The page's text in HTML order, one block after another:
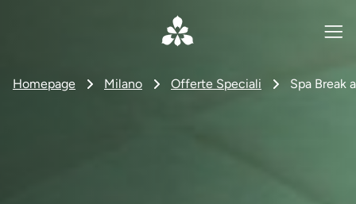
Homepage Milano Offerte Speciali Spa Break